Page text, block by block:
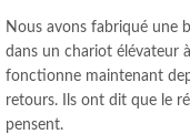
Nous avons fabriqué une
dans un chariot élévateur
fonctionne maintenant
retours. Ils ont dit que le
pensent.